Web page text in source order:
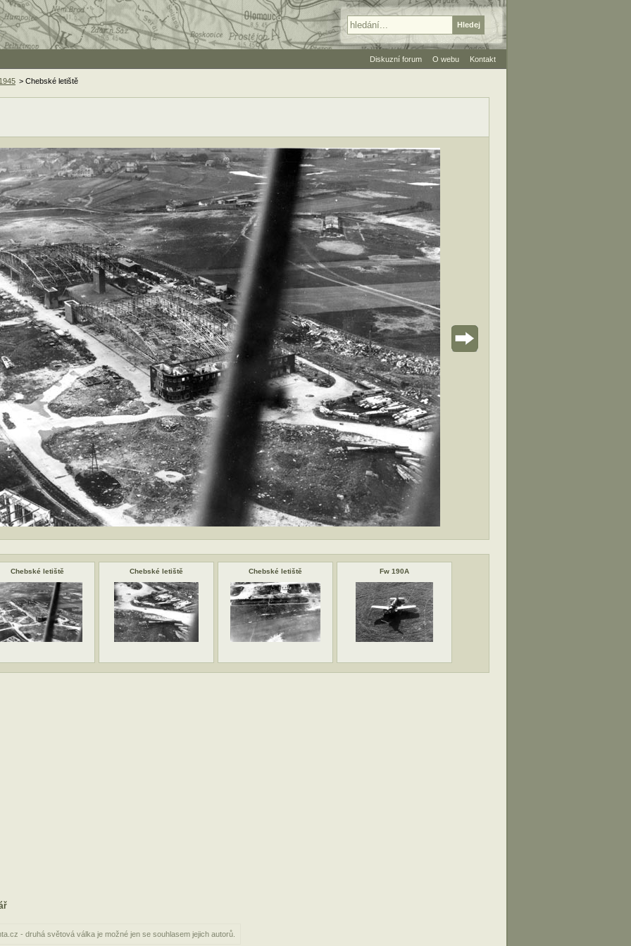
Chebské letiště Chebské letiště Chebské letiště Fw 190A
> Chebské letiště
Diskuzní forum O webu Kontakt
- druhá světová válka je možné jen se souhlasem jejich autorů.